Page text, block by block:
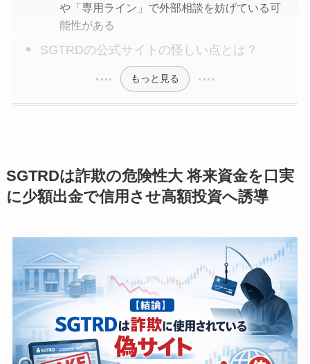
や「専用ライン」で外部相談を妨げている可
能性がある
SGTRDの公式サイトの怪しい点とは？
もっと見る
SGTRDは詐欺の危険性大 将来資金を口実
に少額出金で信用させ高額投資へ誘導